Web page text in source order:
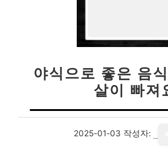
야식으로 좋은 음
살이 빠져
2025-01-03 작성자: